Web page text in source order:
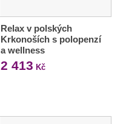
Relax v polských
Krkonoších s polopenzí
a wellness
2 413 Kč